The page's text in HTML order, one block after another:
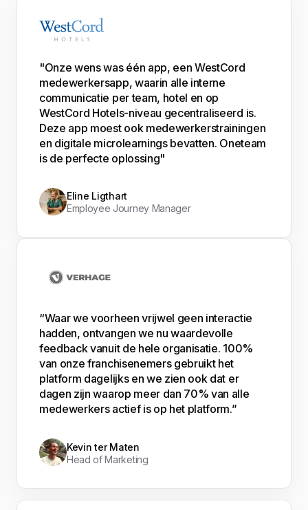
"Onze wens was één app, een WestCord
medewerkersapp, waarin alle interne
communicatie per team, hotel en op
WestCord Hotels-niveau gecentraliseerd is.
Deze app moest ook medewerkerstrainingen
en digitale microlearnings bevatten. Oneteam
is de perfecte oplossing"
Eline Ligthart
Employee Journey Manager
“Waar we voorheen vrijwel geen interactie
hadden, ontvangen we nu waardevolle
feedback vanuit de hele organisatie. 100%
van onze franchisenemers gebruikt het
platform dagelijks en we zien ook dat er
dagen zijn waarop meer dan 70% van alle
medewerkers actief is op het platform.”
Kevin ter Maten
Head of Marketing